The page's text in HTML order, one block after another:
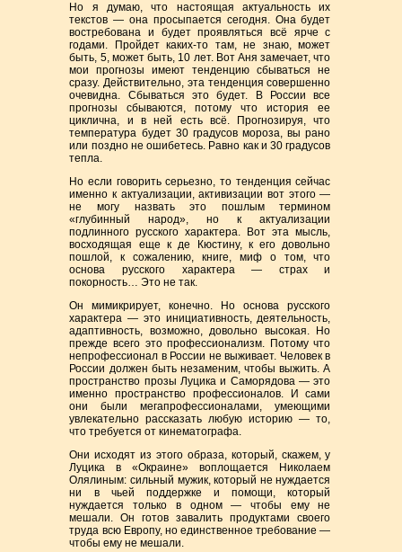
Но я думаю, что настоящая актуальность их
текстов — она просыпается сегодня. Она будет
востребована и будет проявляться всё ярче с
годами. Пройдет каких-то там, не знаю, может
быть, 5, может быть, 10 лет. Вот Аня замечает, что
мои прогнозы имеют тенденцию сбываться не
сразу. Действительно, эта тенденция совершенно
очевидна. Сбываться это будет. В России все
прогнозы сбываются, потому что история ее
циклична, и в ней есть всё. Прогнозируя, что
температура будет 30 градусов мороза, вы рано
или поздно не ошибетесь. Равно как и 30 градусов
тепла.
Но если говорить серьезно, то тенденция сейчас
именно к актуализации, активизации вот этого —
не могу назвать это пошлым термином
«глубинный народ», но к актуализации
подлинного русского характера. Вот эта мысль,
восходящая еще к де Кюстину, к его довольно
пошлой, к сожалению, книге, миф о том, что
основа русского характера — страх и
покорность… Это не так.
Он мимикрирует, конечно. Но основа русского
характера — это инициативность, деятельность,
адаптивность, возможно, довольно высокая. Но
прежде всего это профессионализм. Потому что
непрофессионал в России не выживает. Человек в
России должен быть незаменим, чтобы выжить. А
пространство прозы Луцика и Саморядова — это
именно пространство профессионалов. И сами
они были мегапрофессионалами, умеющими
увлекательно рассказать любую историю — то,
что требуется от кинематографа.
Они исходят из этого образа, который, скажем, у
Луцика в «Окраине» воплощается Николаем
Олялиным: сильный мужик, который не нуждается
ни в чьей поддержке и помощи, который
нуждается только в одном — чтобы ему не
мешали. Он готов завалить продуктами своего
труда всю Европу, но единственное требование —
чтобы ему не мешали.